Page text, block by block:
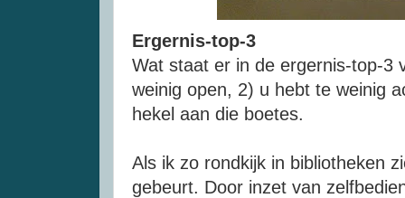
Ergernis-top-3
Wat staat er in de ergernis-top-3
weinig open, 2) u hebt te weinig
hekel aan die boetes.
Als ik zo rondkijk in bibliotheken
gebeurt. Door inzet van